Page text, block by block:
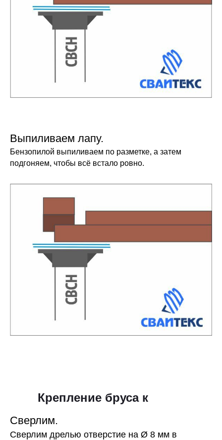
Выпиливаем лапу.
Бензопилой выпиливаем по разметке, а затем
подгоняем, чтобы всё встало ровно.
Крепление бруса к
Сверлим.
Сверлим дрелью отверстие на Ø 8 мм в